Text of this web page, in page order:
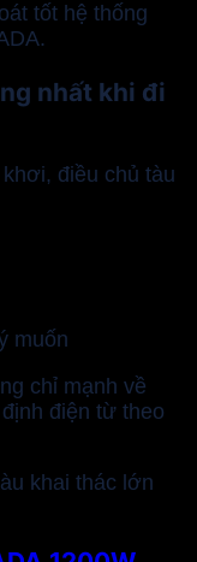
tốt hệ thống
nhất khi đi
điều chủ tàu
muốn
chỉ mạnh về
điện từ theo
khai thác lớn